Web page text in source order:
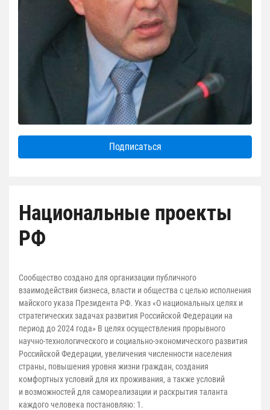
Подписаться
Национальные проекты
РФ
Сообщество создано для организации публичного
взаимодействия бизнеса, власти и общества с целью исполнения
майского указа Президента РФ. Указ «О национальных целях и
стратегических задачах развития Российской Федерации на
период до 2024 года» В целях осуществления прорывного
научно-технологического и социально-экономического развития
Российской Федерации, увеличения численности населения
страны, повышения уровня жизни граждан, создания
комфортных условий для их проживания, а также условий
и возможностей для самореализации и раскрытия таланта
каждого человека постановляю: 1.